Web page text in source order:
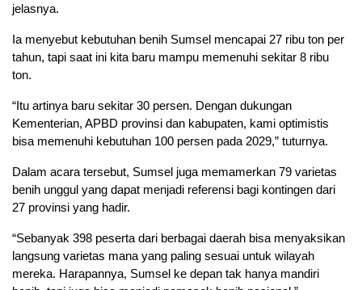
jelasnya.
Ia menyebut kebutuhan benih Sumsel mencapai 27 ribu ton per
tahun, tapi saat ini kita baru mampu memenuhi sekitar 8 ribu
ton.
“Itu artinya baru sekitar 30 persen. Dengan dukungan
Kementerian, APBD provinsi dan kabupaten, kami optimistis
bisa memenuhi kebutuhan 100 persen pada 2029,” tuturnya.
Dalam acara tersebut, Sumsel juga memamerkan 79 varietas
benih unggul yang dapat menjadi referensi bagi kontingen dari
27 provinsi yang hadir.
“Sebanyak 398 peserta dari berbagai daerah bisa menyaksikan
langsung varietas mana yang paling sesuai untuk wilayah
mereka. Harapannya, Sumsel ke depan tak hanya mandiri